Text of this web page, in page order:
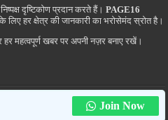
दृष्टिकोण प्रदान करते हैं।PAGE16
लिए हर क्षेत्र की जानकारी का भरोसेमंद स्रोत है।
महत्वपूर्ण खबर पर अपनी नज़र बनाए रखें।
Join Now